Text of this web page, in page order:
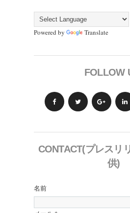
Powered by Translate
FOLLOW
CONTACT(プレスリ
供)
名前